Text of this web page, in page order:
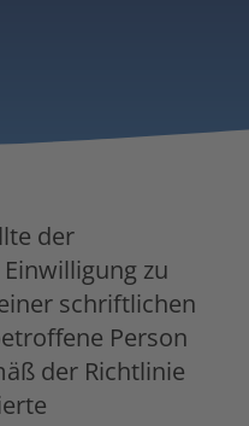
der
zu
schriftlichen
Person
der Richtlinie